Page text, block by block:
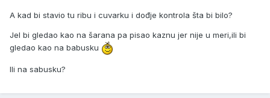
A kad bi stavio tu ribu i cuvarku i dođje kontrola šta bi bilo?
Jel bi gledao kao na šarana pa pisao kaznu jer nije u meri,ili bi
gledao kao na babusku
Ili na sabusku?